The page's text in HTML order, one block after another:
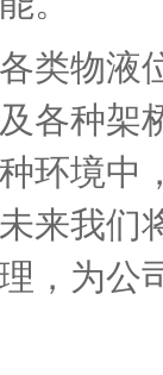
类物液
各种架
环境中
来我们
，为公